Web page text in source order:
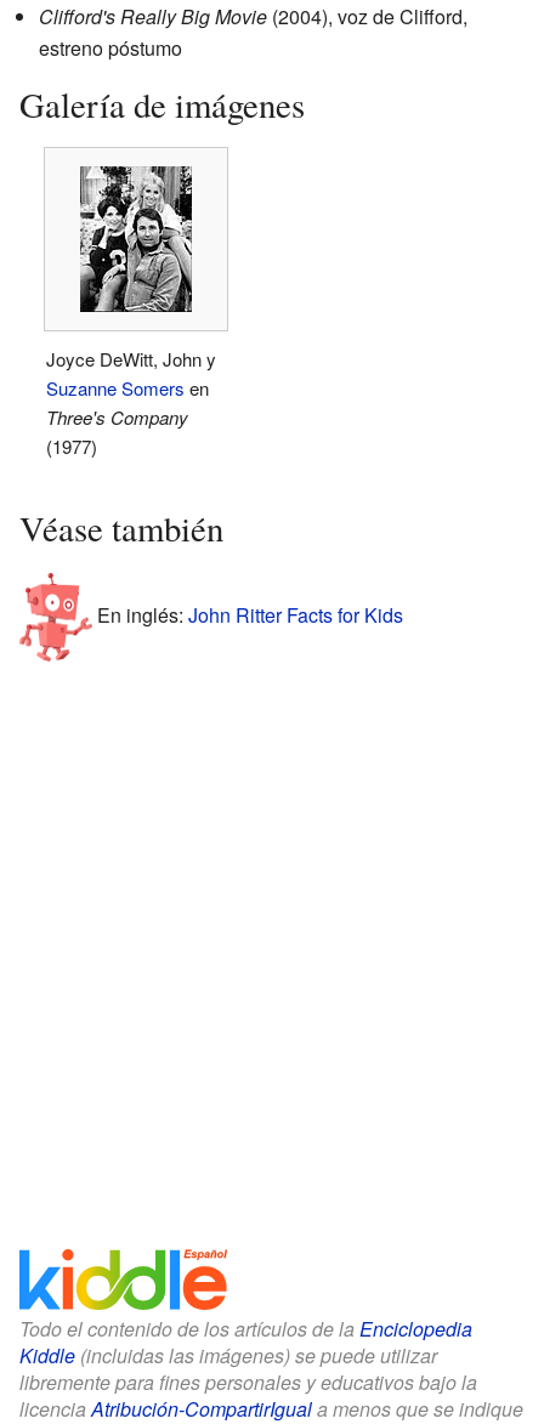
Clifford's Really Big Movie (2004), voz de Clifford,
estreno póstumo
Galería de imágenes
Joyce DeWitt, John y
Suzanne Somers en
Three's Company
(1977)
Véase también
En inglés: John Ritter Facts for Kids
Todo el contenido de los artículos de la Enciclopedia
Kiddle (incluidas las imágenes) se puede utilizar
libremente para fines personales y educativos bajo la
licencia Atribución-CompartirIguala menos que se indique